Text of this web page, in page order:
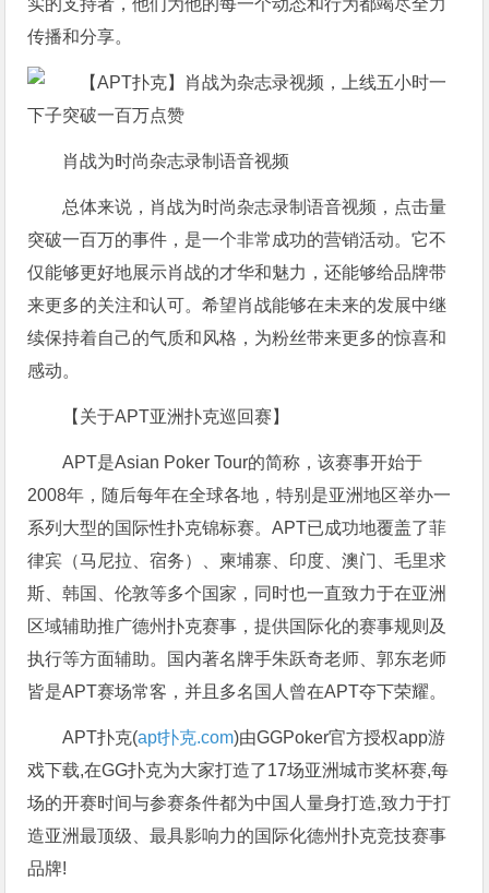
实的支持者，他们为他的每一个动态和行为都竭尽全力
传播和分享。
肖战为时尚杂志录制语音视频
总体来说，肖战为时尚杂志录制语音视频，点击量
突破一百万的事件，是一个非常成功的营销活动。它不
仅能够更好地展示肖战的才华和魅力，还能够给品牌带
来更多的关注和认可。希望肖战能够在未来的发展中继
续保持着自己的气质和风格，为粉丝带来更多的惊喜和
感动。
【关于APT亚洲扑克巡回赛】
APT是Asian Poker Tour的简称，该赛事开始于
2008年，随后每年在全球各地，特别是亚洲地区举办一
系列大型的国际性扑克锦标赛。APT已成功地覆盖了菲
律宾（马尼拉、宿务）、柬埔寨、印度、澳门、毛里求
斯、韩国、伦敦等多个国家，同时也一直致力于在亚洲
区域辅助推广德州扑克赛事，提供国际化的赛事规则及
执行等方面辅助。国内著名牌手朱跃奇老师、郭东老师
皆是APT赛场常客，并且多名国人曾在APT夺下荣耀。
APT扑克(apt扑克.com)由GGPoker官方授权app游
戏下载,在GG扑克为大家打造了17场亚洲城市奖杯赛,每
场的开赛时间与参赛条件都为中国人量身打造,致力于打
造亚洲最顶级、最具影响力的国际化德州扑克竞技赛事
品牌!